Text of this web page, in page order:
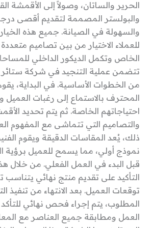
الحرير والساتان، وصولاً إلى الأقمشة
والبولستر المصممة لتقديم أقصى
والسهولة في الصيانة. جميع هذه
للعملاء الاختيار من بين تصاميم
الخاص وتكمل الديكور الداخلي
تتضمن عملية التنجيد في شركة ستائر
من الخطوات الأساسية. في البداية،
المحترف بالاستماع إلى رغبات العميل
احتياجاتهم الخاصة. ثم يتم تحديد
والتصاميم التي تتماشى مع المفهوم
ذلك، يُعد المقاسات الدقيقة ويقوم
نموذج أولي، مما يسمح للعميل برؤية
قبل البدء في العمل الفعلي. من خلال
التأكيد على تقديم منتج نهائي يتناسب
توقعات العميل. بعد الانتهاء من تنفيذ
المطلوب، يتم إجراء فحص نهائي
العمل ومطابقة جميع العناصر مع